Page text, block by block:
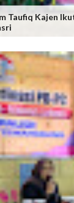
Taufiq Kajen